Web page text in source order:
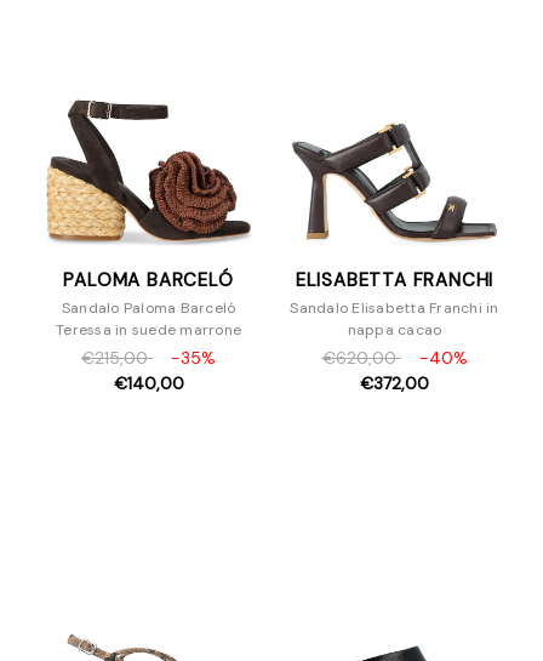
PALOMA BARCELÓ
Sandalo Paloma Barceló
Teressa in suede marrone
€215,00
-35%
€140,00
ELISABETTA FRANCHI
Sandalo Elisabetta Franchi in
nappa cacao
€620,00
-40%
€372,00